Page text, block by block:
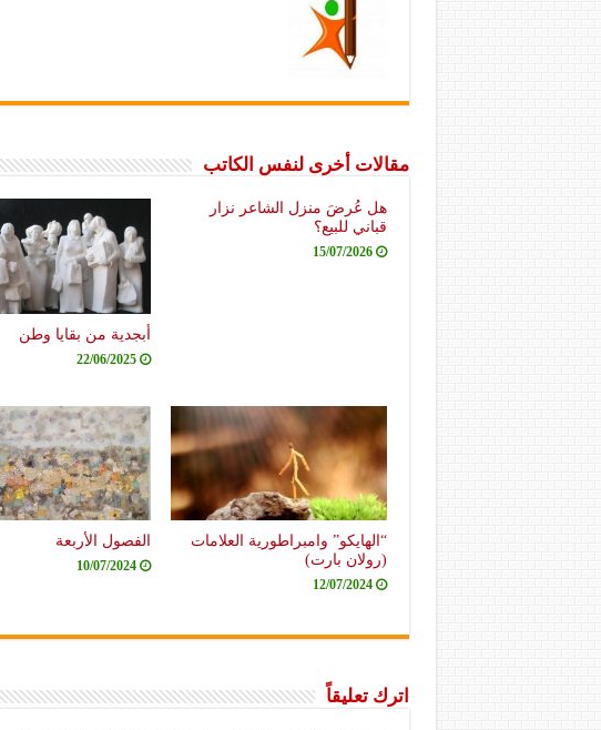
مقالات أخرى لنفس الكاتب
هل عُرضَ منزل الشاعر نزار
قباني للبيع؟
15/07/2026
أبجدية من بقايا وطن
22/06/2025
“الهايكو” وامبراطورية العلامات
(رولان بارت)
12/07/2024
الفصول الأربعة
10/07/2024
اترك تعليقاً